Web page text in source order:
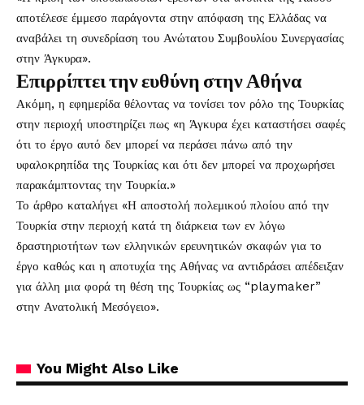
αποτέλεσε έμμεσο παράγοντα στην απόφαση της Ελλάδας να
αναβάλει τη συνεδρίαση του Ανώτατου Συμβουλίου Συνεργασίας
στην Άγκυρα».
Επιρρίπτει την ευθύνη στην Αθήνα
Ακόμη, η εφημερίδα θέλοντας να τονίσει τον ρόλο της Τουρκίας
στην περιοχή υποστηρίζει πως «η Άγκυρα έχει καταστήσει σαφές
ότι το έργο αυτό δεν μπορεί να περάσει πάνω από την
υφαλοκρηπίδα της Τουρκίας και ότι δεν μπορεί να προχωρήσει
παρακάμπτοντας την Τουρκία.»
Το άρθρο καταλήγει «Η αποστολή πολεμικού πλοίου από την
Τουρκία στην περιοχή κατά τη διάρκεια των εν λόγω
δραστηριοτήτων των ελληνικών ερευνητικών σκαφών για το
έργο καθώς και η αποτυχία της Αθήνας να αντιδράσει απέδειξαν
για άλλη μια φορά τη θέση της Τουρκίας ως “playmaker”
στην Ανατολική Μεσόγειο».
You Might Also Like